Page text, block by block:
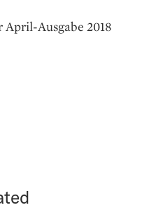
Ausgabe 2018